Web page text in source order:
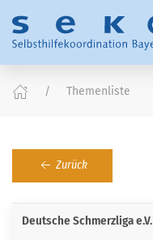
Themenliste
Zurück
Deutsche Schmerzliga e.V.